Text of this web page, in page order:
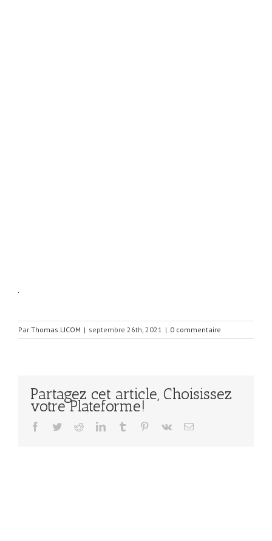
Par Thomas LICOM | septembre 26th, 2021 | 0 commentaire
Partagez cet article, Choisissez
votre Plateforme!
Facebook
TwitterRedditLinkedInTumblr Pinterest
Vk Email